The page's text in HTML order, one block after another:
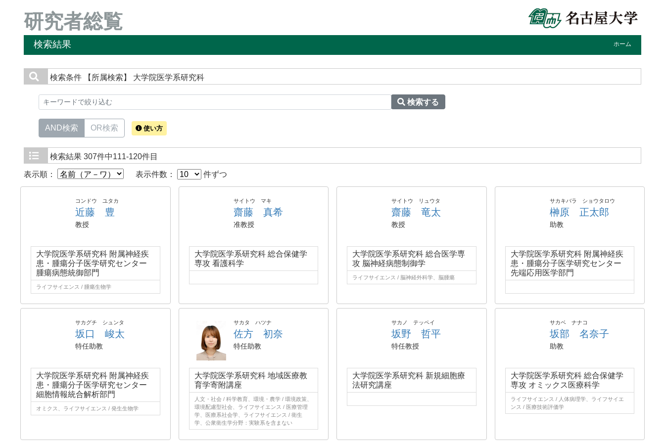
研究者総覧
検索結果 ホーム
検索条件 【所属検索】 大学院医学系研究科
検索する
AND検索 OR検索 使い方
検索結果 307件中111-120件目
表示順： 表示件数： 件ずつ
コンドウ ユタカ
近藤 豊
教授
大学院医学系研究科 附属神経疾
患・腫瘍分子医学研究センター
腫瘍病態統御部門
ライフサイエンス / 腫瘍生物学
サイトウ マキ
齋藤 真希
准教授
大学院医学系研究科 総合保健学
専攻 看護科学
サイトウ リュウタ
齋藤 竜太
教授
大学院医学系研究科 総合医学専
攻 脳神経病態制御学
ライフサイエンス / 脳神経外科学、脳腫瘍
サカキバラ ショウタロウ
榊原 正太郎
助教
大学院医学系研究科 附属神経疾
患・腫瘍分子医学研究センター
先端応用医学部門
サカグチ シュンタ
坂口 峻太
特任助教
大学院医学系研究科 附属神経疾
患・腫瘍分子医学研究センター
細胞情報統合解析部門
オミクス、ライフサイエンス / 発生生物学
サカタ ハツナ
佐方 初奈
特任助教
大学院医学系研究科 地域医療教
育学寄附講座
人文・社会 / 科学教育、環境・農学 / 環境政策、
環境配慮型社会、ライフサイエンス / 医療管理
学、医療系社会学、ライフサイエンス / 衛生
学、公衆衛生学分野：実験系を含まない
サカノ テッペイ
坂野 哲平
特任教授
大学院医学系研究科 新規細胞療
法研究講座
サカベ ナナコ
坂部 名奈子
助教
大学院医学系研究科 総合保健学
専攻 オミックス医療科学
ライフサイエンス / 人体病理学、ライフサイエ
ンス / 医療技術評価学